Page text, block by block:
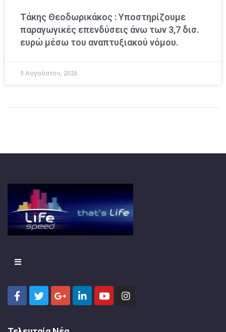
Τάκης Θεοδωρικάκος : Υποστηρίζουμε
παραγωγικές επενδύσεις άνω των 3,7 δισ.
ευρώ μέσω του αναπτυξιακού νόμου.
9 Αυγούστου, 2026